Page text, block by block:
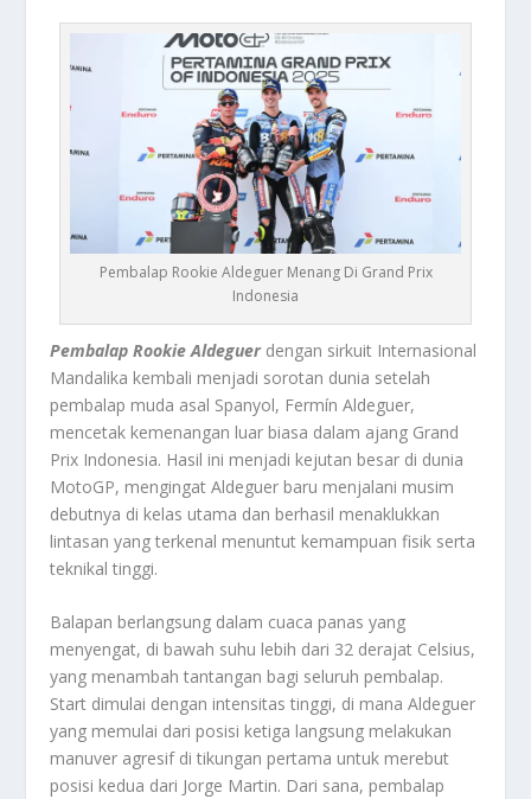
Pembalap Rookie Aldeguer Menang Di Grand Prix
Indonesia
Pembalap Rookie Aldeguerdengan sirkuit Internasional
Mandalika kembali menjadi sorotan dunia setelah
pembalap muda asal Spanyol, Fermín Aldeguer,
mencetak kemenangan luar biasa dalam ajang Grand
Prix Indonesia. Hasil ini menjadi kejutan besar di dunia
MotoGP, mengingat Aldeguer baru menjalani musim
debutnya di kelas utama dan berhasil menaklukkan
lintasan yang terkenal menuntut kemampuan fisik serta
teknikal tinggi.
Balapan berlangsung dalam cuaca panas yang
menyengat, di bawah suhu lebih dari 32 derajat Celsius,
yang menambah tantangan bagi seluruh pembalap.
Start dimulai dengan intensitas tinggi, di mana Aldeguer
yang memulai dari posisi ketiga langsung melakukan
manuver agresif di tikungan pertama untuk merebut
posisi kedua dari Jorge Martin. Dari sana, pembalap